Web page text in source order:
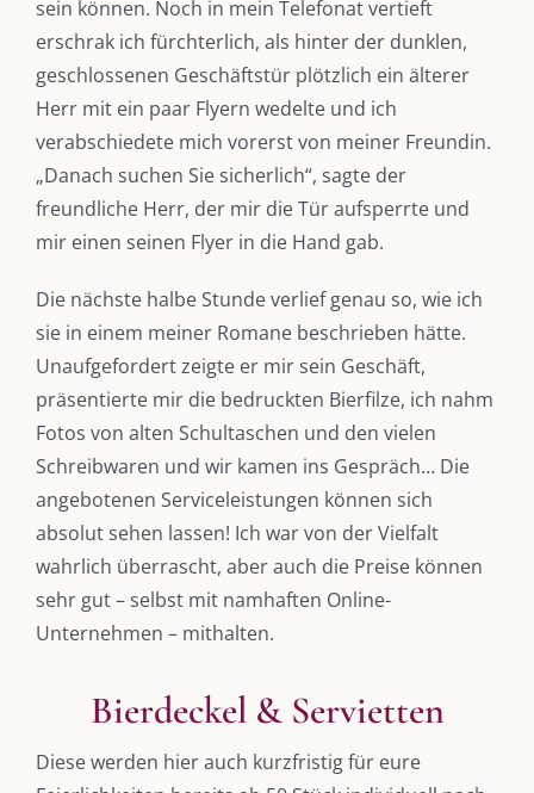
sein können. Noch in mein Telefonat vertieft
erschrak ich fürchterlich, als hinter der dunklen,
geschlossenen Geschäftstür plötzlich ein älterer
Herr mit ein paar Flyern wedelte und ich
verabschiedete mich vorerst von meiner Freundin.
„Danach suchen Sie sicherlich“, sagte der
freundliche Herr, der mir die Tür aufsperrte und
mir einen seinen Flyer in die Hand gab.
Die nächste halbe Stunde verlief genau so, wie ich
sie in einem meiner Romane beschrieben hätte.
Unaufgefordert zeigte er mir sein Geschäft,
präsentierte mir die bedruckten Bierfilze, ich nahm
Fotos von alten Schultaschen und den vielen
Schreibwaren und wir kamen ins Gespräch… Die
angebotenen Serviceleistungen können sich
absolut sehen lassen! Ich war von der Vielfalt
wahrlich überrascht, aber auch die Preise können
sehr gut – selbst mit namhaften Online-
Unternehmen – mithalten.
Bierdeckel & Servietten
Diese werden hier auch kurzfristig für eure